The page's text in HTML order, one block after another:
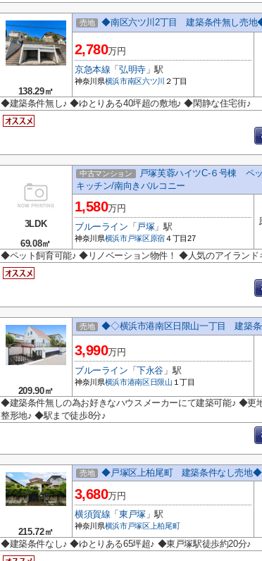
138.29㎡
売地 ◆南区六ツ川2丁目 建築条件無し売
2,780万円
京急本線 「弘明寺」駅
神奈川県横浜市南区六ツ川 ２丁目
◆建築条件無し♪ ◆ゆとりある40坪超の敷地♪ ◆閑静な住宅街♪
3LDK
69.08㎡
中古マンション
戸塚芙蓉ハイツC-６号棟 ペ
キッチン/南向きバルコニー
1,580万円
ブルーライン 「 戸塚」駅
神奈川県横浜市戸塚区 原宿４丁目27
◆ペット飼育可能♪ ◆リノベーション物件！ ◆人気のアイランド
209.90㎡
売地 ◆◇横浜市港南区日限山一丁目 建築
3,990万円
ブルーライン 「下永谷 」駅
神奈川県横浜市港南区 日限山 １丁目
◆建築条件無しの為お好きなハウスメーカーにて建築可能♪ ◆
整形地♪ ◆駅まで徒歩8分♪
215.72㎡
売地 ◆戸塚区上柏尾町 建築条件なし売地◆
3,680万円
横須賀線 「東戸塚」駅
神奈川県横浜市戸塚区 上柏尾町
◆建築条件なし♪ ◆ゆとりある65坪超♪ ◆東戸塚駅徒歩約20分♪